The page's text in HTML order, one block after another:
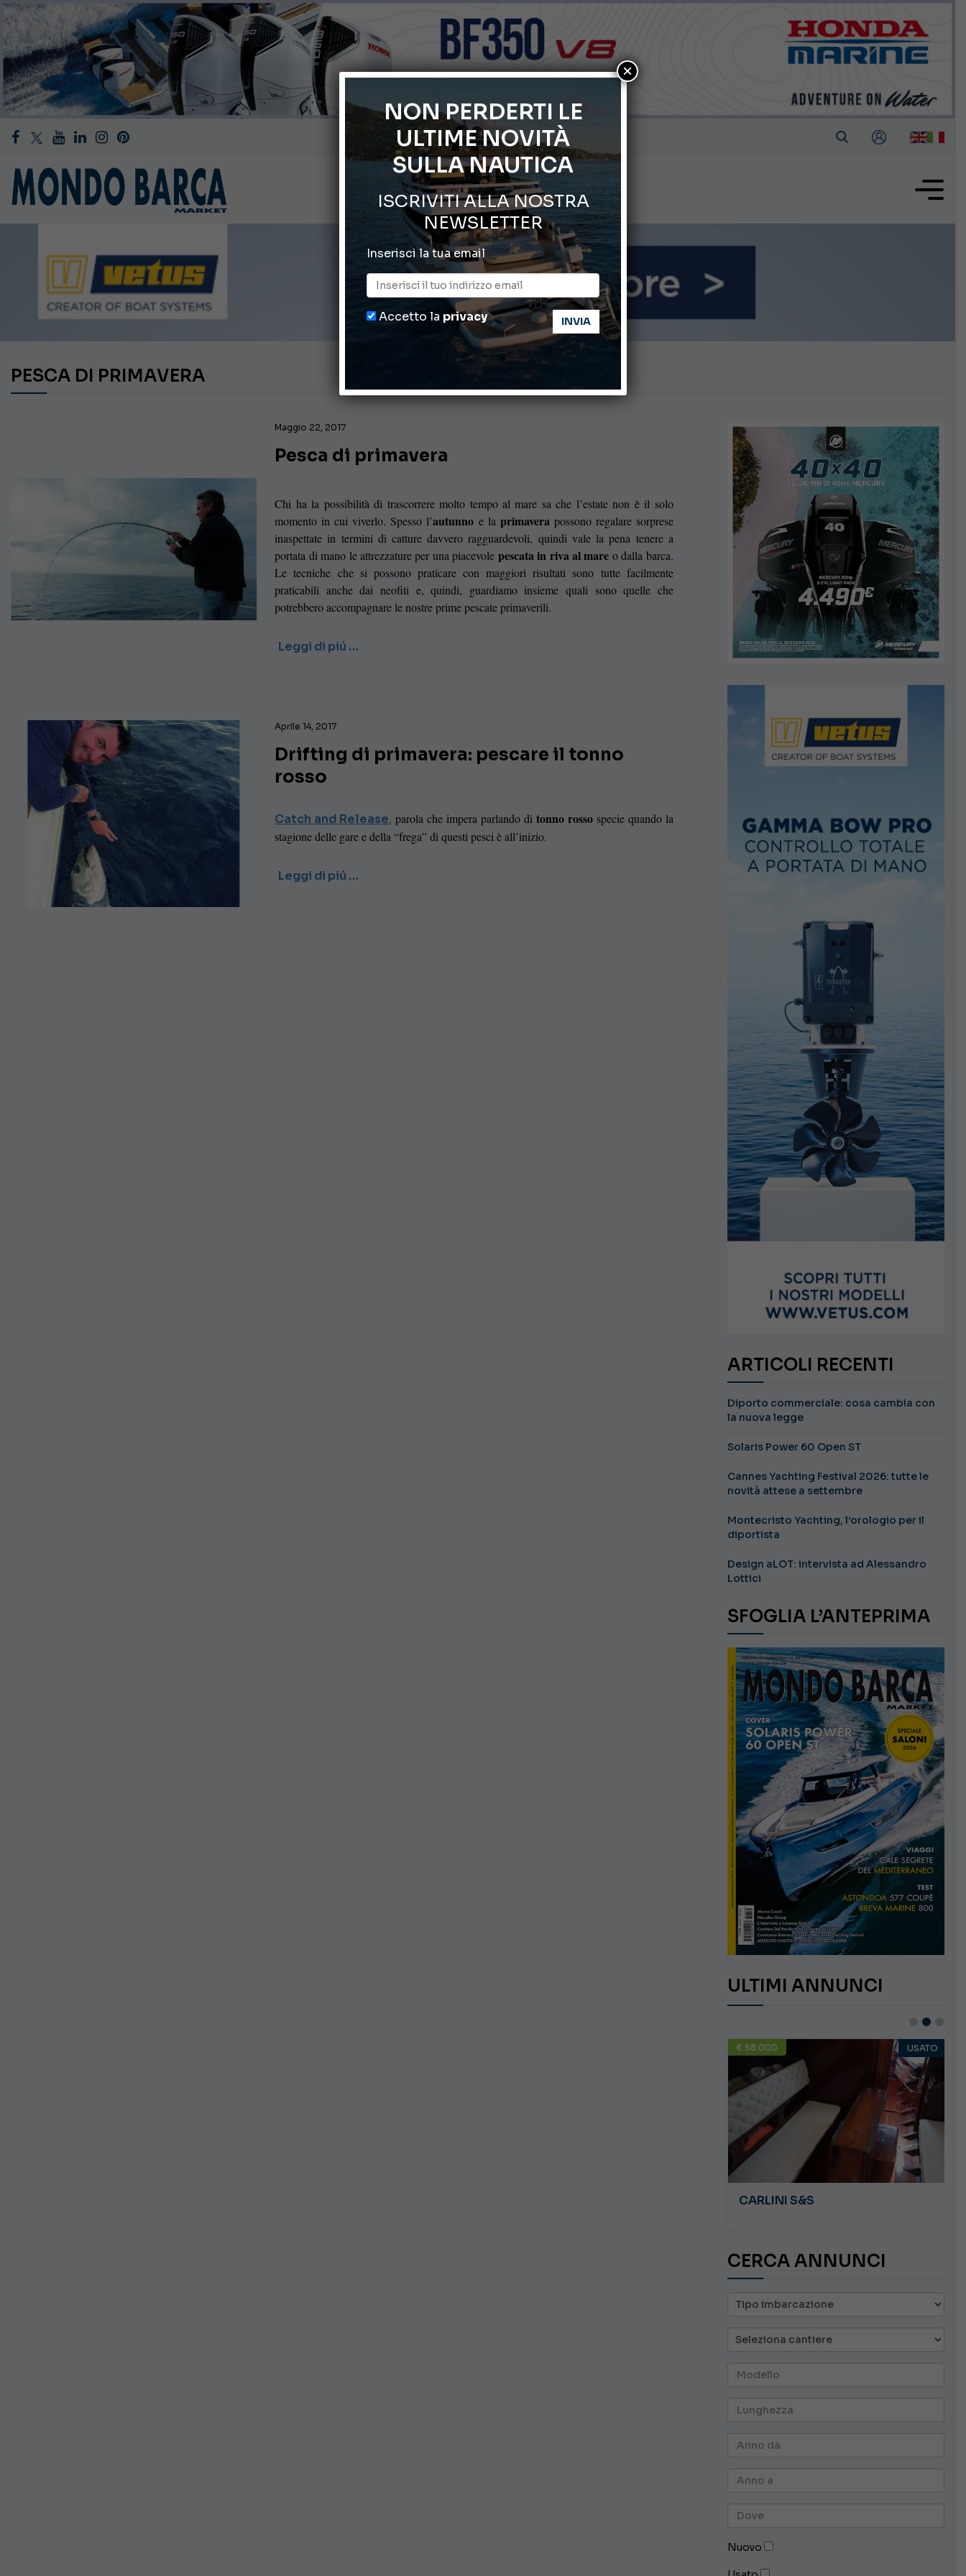
Gommoni Callegari acquisisce Geniuss
66° Salone Nautico Internazionale di Genova
Svelati i Mondiali di Wakeboard 2026
Cannes Yachting Festival 2026: tutte le novità attese a settembre
Montecristo Yachting, l’orologio per il diportista
PESCA DI PRIMAVERA
Maggio 22, 2017
Pesca di primavera
Chi ha la possibilità di trascorrere molto tempo al mare sa che l’estate non è il solo
momento in cui viverlo. Spesso l’autunno e laprimaverapossono regalare sorprese
inaspettate in termini di catture davvero ragguardevoli, quindi vale la pena tenere a
portata di mano le attrezzature per una piacevole pescata in riva al mare o dalla barca.
Le tecniche che si possono praticare con maggiori risultati sono tutte facilmente
praticabili anche dai neofiti e, quindi, guardiamo insieme quali sono quelle che
potrebbero accompagnare le nostre prime pescate primaverili.
Leggi di piú …
Aprile 14, 2017
Drifting di primavera: pescare il tonno
rosso
Catch and Release, parola che impera parlando di tonno rossospecie quando la
stagione delle gare e della “frega” di questi pesci è all’inizio.
Leggi di piú …
ARTICOLI RECENTI
Diporto commerciale: cosa cambia con
la nuova legge
Solaris Power 60 Open ST
Cannes Yachting Festival 2026: tutte le
novità attese a settembre
Montecristo Yachting, l’orologio per il
diportista
Design aLOT: intervista ad Alessandro
Lottici
SFOGLIA L’ANTEPRIMA
ULTIMI ANNUNCI
€ 58.000 USATO
CARLINI S&S
CERCA ANNUNCI
Nuovo
NON PERDERTI LE
ULTIME NOVITÀ
SULLA NAUTICA
ISCRIVITI ALLA NOSTRA
NEWSLETTER
Inserisci la tua email
Accetto la privacy
×